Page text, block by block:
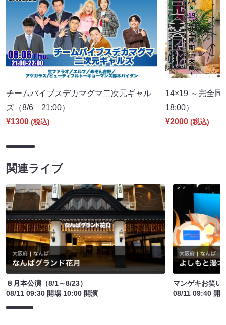
チームバイブスデカマグマ二次元ギャル
ズ（8/6 21:00）
¥1300 (税込)
14×19 ～完全
18:00）
¥2000 (税込)
関連ライブ
８月本公演（8/1～8/23）
08/11 09:30 開場 10:00 開演
マンゲキお笑い
08/11 09:40 開